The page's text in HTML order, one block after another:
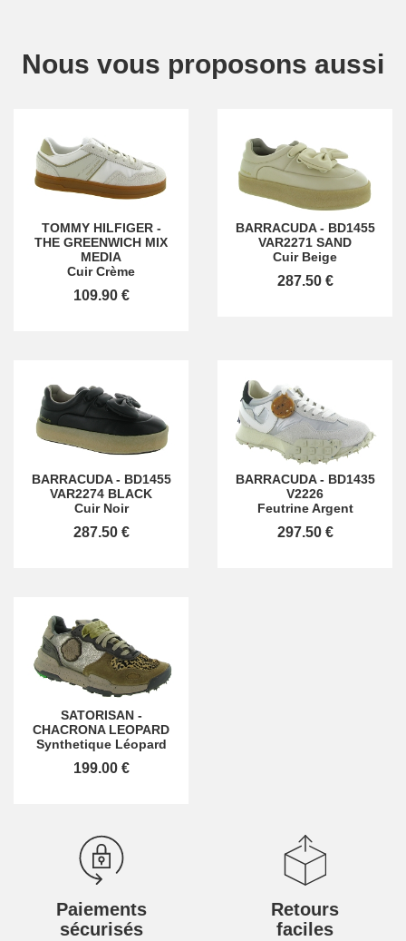
Nous vous proposons aussi
TOMMY HILFIGER-
THE GREENWICH MIX
MEDIA
Cuir Crème
109.90 €
BARRACUDA- BD1455
VAR2271 SAND
Cuir Beige
287.50 €
BARRACUDA- BD1455
VAR2274 BLACK
Cuir Noir
287.50 €
BARRACUDA- BD1435
V2226
Feutrine Argent
297.50 €
SATORISAN-
CHACRONA LEOPARD
Synthetique Léopard
199.00 €
Paiements
sécurisés
Retours
faciles